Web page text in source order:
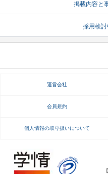
掲載内容と
採用検
運営会社
会員規約
個人情報の取り扱いについて